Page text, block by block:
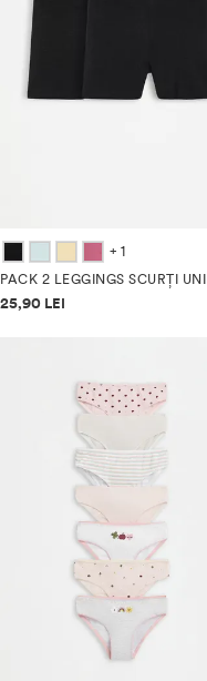
+ 1
PACK 2 LEGGINGS SCURȚI UNI
Informații despre prețuri
25,90 LEI